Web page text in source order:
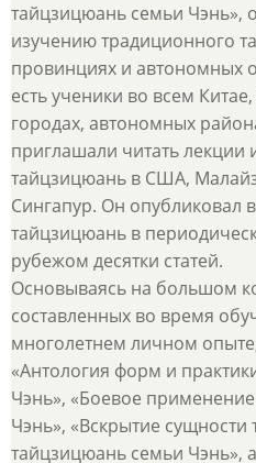
тайцзицюань семьи Чэнь»,
изучению традиционного
провинциях и автономных
есть ученики во всем
городах, автономных
приглашали читать лекции
тайцзицюань в США,
Сингапур. Он опубликовал
тайцзицюань в
рубежом десятки статей.
Основываясь на большом
составленных во время
многолетнем личном
«Антология форм и
Чэнь», «Боевое
Чэнь», «Вскрытие
тайцзицюань семьи Чэнь»,